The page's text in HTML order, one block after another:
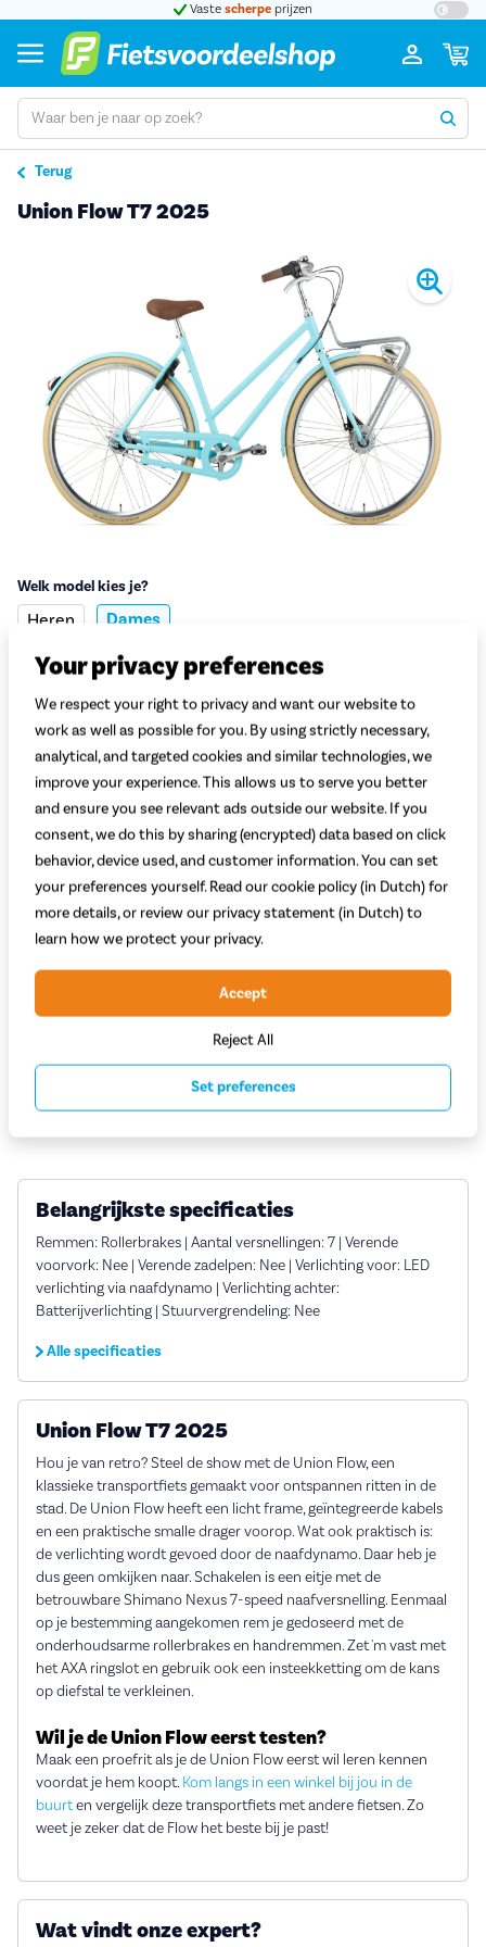
Vaste scherpe prijzen
Terug
Union Flow T7 2025
Welk model kies je?
Heren Dames
Welke maat kies je?Uitleg
Maat 49
155 - 165 cm
Maat 53
166 - 175 cm
Maat 57
176 - 180 cm
Adviesprijs729,-
549,-
Begin met bestellen
Proefrit in de winkel
Belangrijkste specificaties
Remmen: Rollerbrakes | Aantal versnellingen: 7 | Verende
voorvork: Nee | Verende zadelpen: Nee | Verlichting voor: LED
verlichting via naafdynamo | Verlichting achter:
Batterijverlichting | Stuurvergrendeling: Nee
Alle specificaties
Union Flow T7 2025
Hou je van retro? Steel de show met de Union Flow, een
klassieke transportfiets gemaakt voor ontspannen ritten in de
stad. De Union Flow heeft een licht frame, geïntegreerde kabels
en een praktische smalle drager voorop. Wat ook praktisch is:
de verlichting wordt gevoed door de naafdynamo. Daar heb je
dus geen omkijken naar. Schakelen is een eitje met de
betrouwbare Shimano Nexus 7-speed naafversnelling. Eenmaal
op je bestemming aangekomen rem je gedoseerd met de
onderhoudsarme rollerbrakes en handremmen. Zet 'm vast met
het AXA ringslot en gebruik ook een insteekketting om de kans
op diefstal te verkleinen.
Wil je de Union Flow eerst testen?
Maak een proefrit als je de Union Flow eerst wil leren kennen
voordat je hem koopt. Kom langs in een winkel bij jou in de
buurten vergelijk deze transportfiets met andere fietsen. Zo
weet je zeker dat de Flow het beste bij je past!
Wat vindt onze expert?
Your privacy preferences
We respect your right to privacy and want our website to
work as well as possible for you. By using strictly necessary,
analytical, and targeted cookies and similar technologies, we
improve your experience. This allows us to serve you better
and ensure you see relevant ads outside our website. If you
consent, we do this by sharing (encrypted) data based on click
behavior, device used, and customer information. You can set
your preferences yourself. Read our cookie policy (in Dutch) for
more details, or review our privacy statement (in Dutch) to
learn how we protect your privacy.
Reject All
Accept
Set preferences